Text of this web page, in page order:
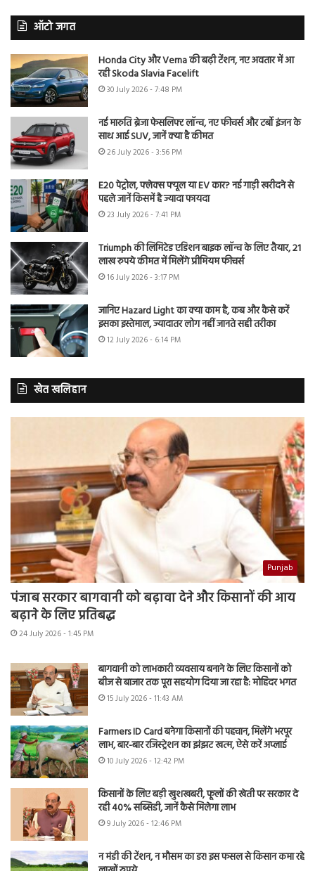
ऑटो जगत
Honda City और Verna की बढ़ी टेंशन, नए अवतार में आ
रही Skoda Slavia Facelift
30 July 2026 - 7:48 PM
नई मारुति ब्रेजा फेसलिफ्ट लॉन्च, नए फीचर्स और टर्बो इंजन के
साथ आई SUV, जानें क्या है कीमत
26 July 2026 - 3:56 PM
E20 पेट्रोल, फ्लेक्स फ्यूल या EV कार? नई गाड़ी खरीदने से
पहले जानें किसमें है ज्यादा फायदा
23 July 2026 - 7:41 PM
Triumph की लिमिटेड एडिशन बाइक लॉन्च के लिए तैयार, 21
लाख रुपये कीमत में मिलेंगे प्रीमियम फीचर्स
16 July 2026 - 3:17 PM
जानिए Hazard Light का क्या काम है, कब और कैसे करें
इसका इस्तेमाल, ज्यादातर लोग नहीं जानते सही तरीका
12 July 2026 - 6:14 PM
खेत खलिहान
Punjab
पंजाब सरकार बागवानी को बढ़ावा देने और किसानों की आय
बढ़ाने के लिए प्रतिबद्ध
24 July 2026 - 1:45 PM
बागवानी को लाभकारी व्यवसाय बनाने के लिए किसानों को
बीज से बाजार तक पूरा सहयोग दिया जा रहा है: मोहिंदर भगत
15 July 2026 - 11:43 AM
Farmers ID Card बनेगा किसानों की पहचान, मिलेंगे भरपूर
लाभ, बार-बार रजिस्ट्रेशन का झंझट खत्म, ऐसे करें अप्लाई
10 July 2026 - 12:42 PM
किसानों के लिए बड़ी खुशखबरी, फूलों की खेती पर सरकार दे
रही 40% सब्सिडी, जानें कैसे मिलेगा लाभ
9 July 2026 - 12:46 PM
न मंडी की टेंशन, न मौसम का डर! इस फसल से किसान कमा रहे